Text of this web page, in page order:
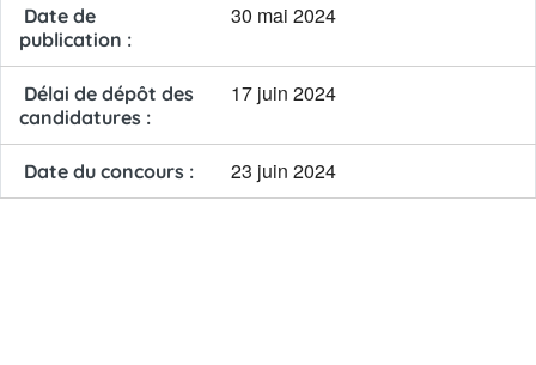
Date de
publication :
30 mai 2024
Délai de dépôt des
candidatures :
17 juin 2024
Date du concours : 23 juin 2024